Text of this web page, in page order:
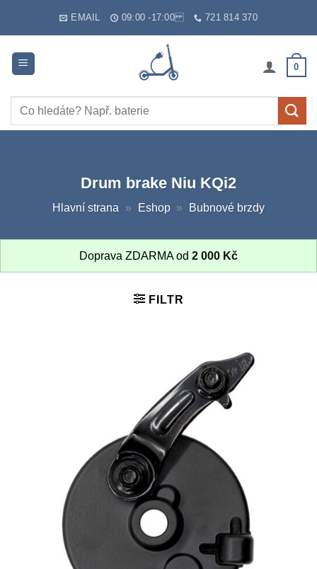
EMAIL 09:00 -17:00 721 814 370
0
Hledat:
Drum brake Niu KQi2
Hlavní strana » Eshop » Bubnové brzdy
Doprava ZDARMA od 2 000 Kč
FILTR